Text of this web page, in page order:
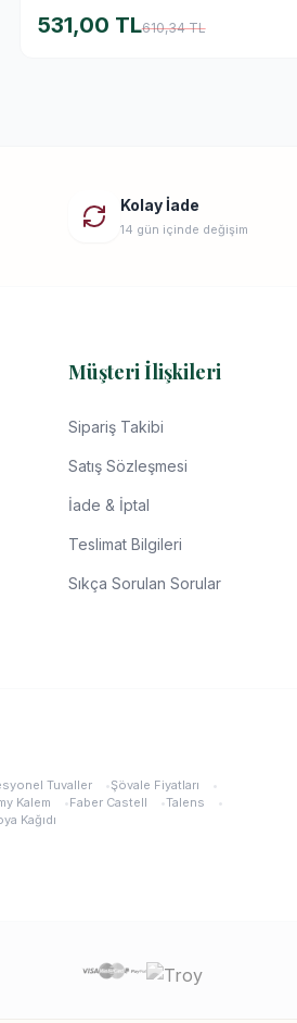
531,00 TL610,34 TL
Kolay İade
14 gün içinde değişim
Müşteri İlişkileri
Sipariş Takibi
Satış Sözleşmesi
İade & İptal
Teslimat Bilgileri
Sıkça Sorulan Sorular
Tuvaller •Şövale Fiyatları
•
Kalem •Faber Castell •Talens
•
Kağıdı